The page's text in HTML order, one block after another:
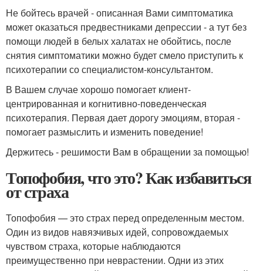
Не бойтесь врачей - описанная Вами симптоматика
может оказаться предвестниками депрессии - а тут без
помощи людей в белых халатах не обойтись, после
снятия симптоматики можно будет смело приступить к
психотерапии со специалистом-консультантом.
В Вашем случае хорошо помогает клиент-
центрированная и когнитивно-поведенческая
психотерапия. Первая дает дорогу эмоциям, вторая -
помогает размыслить и изменить поведение!
Держитесь - решимости Вам в обращении за помощью!
Топофобия, что это? Как избавиться
от страха
Топофобия — это страх перед определенным местом.
Один из видов навязчивых идей, сопровождаемых
чувством страха, которые наблюдаются
преимущественно при неврастении. Одни из этих